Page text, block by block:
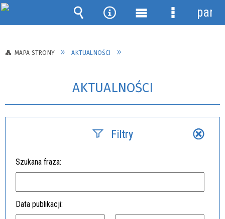
MAPA STRONY AKTUALNOŚCI
AKTUALNOŚCI
Filtry
Szukana fraza
Data publikacji
Wyszukiwarka
Narzędzia
Menu Menu
panel